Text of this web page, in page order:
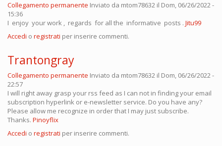
Collegamento permanente Inviato da mtom78632 il Dom, 06/26/2022 -
15:36
I enjoy your work , regards for all the informative posts . Jitu99
Accedi o registrati per inserire commenti.
Trantongray
Collegamento permanente Inviato da mtom78632 il Dom, 06/26/2022 -
22:57
I will right away grasp your rss feed as I can not in finding your email
subscription hyperlink or e-newsletter service. Do you have any?
Please allow me recognize in order that I may just subscribe.
Thanks. Pinoyflix
Accedi o registrati per inserire commenti.